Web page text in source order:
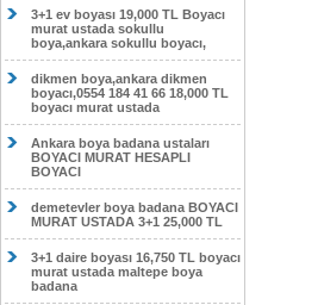
3+1 ev boyası 19,000 TL Boyacı
murat ustada sokullu
boya,ankara sokullu boyacı,
dikmen boya,ankara dikmen
boyacı,0554 184 41 66 18,000 TL
boyacı murat ustada
Ankara boya badana ustaları
BOYACI MURAT HESAPLI
BOYACI
demetevler boya badana BOYACI
MURAT USTADA 3+1 25,000 TL
3+1 daire boyası 16,750 TL boyacı
murat ustada maltepe boya
badana